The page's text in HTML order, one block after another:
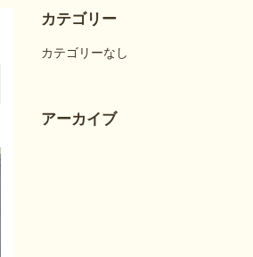
カテゴリー
カテゴリーなし
アーカイブ